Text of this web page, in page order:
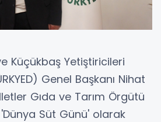
Küçükbaş Yetiştiricileri
Genel Başkanı Nihat
Gıda ve Tarım Örgütü
Süt Günü' olarak